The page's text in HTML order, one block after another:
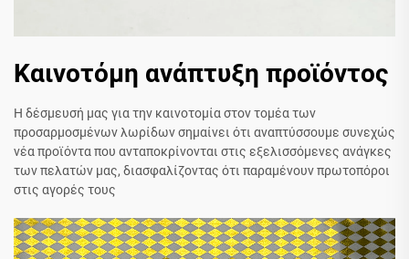
Καινοτόμη ανάπτυξη προϊόντος
Η δέσμευσή μας για την καινοτομία στον τομέα των
προσαρμοσμένων λωρίδων σημαίνει ότι αναπτύσσουμε συνεχώς
νέα προϊόντα που ανταποκρίνονται στις εξελισσόμενες ανάγκες
των πελατών μας, διασφαλίζοντας ότι παραμένουν πρωτοπόροι
στις αγορές τους